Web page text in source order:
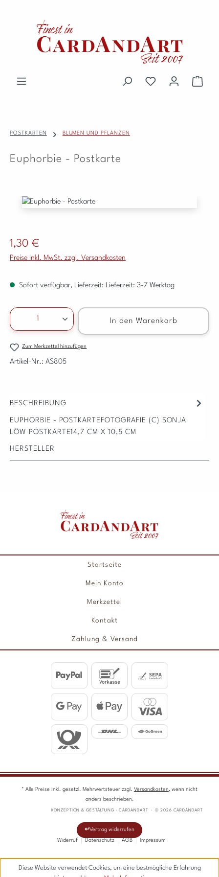
Du hast 0 Produkte
POSTKARTEN BLUMEN UND PFLANZEN
Euphorbie - Postkarte
Bildergalerie überspringen
Regulärer Preis:
1,30 €
Preise inkl. MwSt. zzgl. Versandkosten
Sofort verfügbar, Lieferzeit: Lieferzeit: 3-7 Werktag
Produkt Anzahl: Gib den gewünschten Wert ein
In den Warenkorb
Zum Merkzettel hinzufügen
Artikel-Nr.: AS805
BESCHREIBUNG
EUPHORBIE - POSTKARTEFOTOGRAFIE (C) SONJA
LÖW POSTKARTE14,7 CM X 10,5 CM
HERSTELLER
Startseite
Mein Konto
Merkzettel
Kontakt
Zahlung & Versand
* Alle Preise inkl. gesetzl. Mehrwertsteuer zzgl. Versandkosten, wenn nicht
anders beschrieben.
KONZEPTION & GESTALTUNG · CARDANDART · © 2026 CARDANDART
Vertrag widerrufen
Widerruf
Datenschutz AGB Impressum
Diese Website verwendet Cookies, um eine bestmögliche Erfahrung